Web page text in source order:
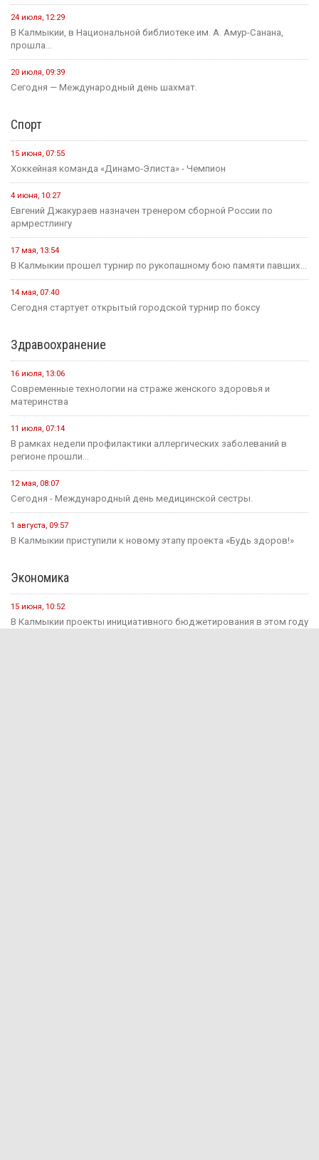
24 июля, 12:29
В Калмыкии, в Национальной библиотеке им. А. Амур-Санана,
прошла...
20 июля, 09:39
Сегодня — Международный день шахмат.
Спорт
15 июня, 07:55
Хоккейная команда «Динамо-Элиста» - Чемпион
4 июня, 10:27
Евгений Джакураев назначен тренером сборной России по
армрестлингу
17 мая, 13:54
В Калмыкии прошел турнир по рукопашному бою памяти павших...
14 мая, 07:40
Сегодня стартует открытый городской турнир по боксу
Здравоохранение
16 июля, 13:06
Современные технологии на страже женского здоровья и
материнства
11 июля, 07:14
В рамках недели профилактики аллергических заболеваний в
регионе прошли...
12 мая, 08:07
Сегодня - Международный день медицинской сестры.
1 августа, 09:57
В Калмыкии приступили к новому этапу проекта «Будь здоров!»
Экономика
15 июня, 10:52
В Калмыкии проекты инициативного бюджетирования в этом году